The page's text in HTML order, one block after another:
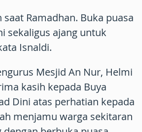
Ramadhan. Buka puasa
sekaligus ajang untuk
Isnaldi.
Mesjid An Nur, Helmi
kasih kepada Buya
Dini atas perhatian kepada
menjamu warga sekitaran